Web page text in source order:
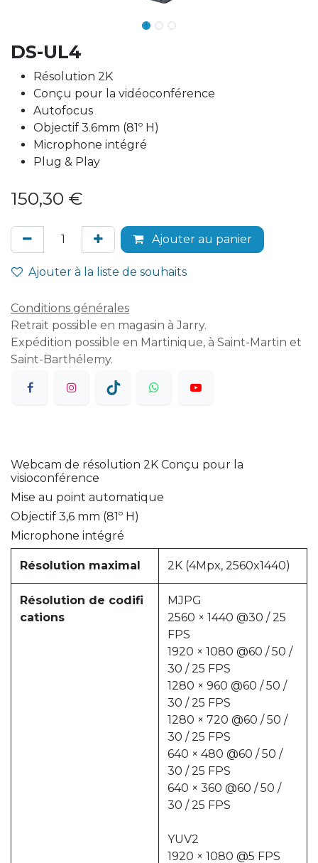
DS-UL4
Résolution 2K
Conçu pour la vidéoconférence
Autofocus
Objectif 3.6mm (81º H)
Microphone intégré
Plug & Play
150,30 €
Ajouter au panier
Ajouter à la liste de souhaits
Conditions générales
Retrait possible en magasin à Jarry.
Expédition possible en Martinique, à Saint-Martin et
Saint-Barthélemy.
Webcam de résolution 2K Conçu pour la
visioconférence
Mise au point automatique
Objectif 3,6 mm (81º H)
Microphone intégré
Résolution maximal 2K (4Mpx, 2560x1440)
Résolution de codifi
cations
MJPG
2560 × 1440 @30 / 25
FPS
1920 × 1080 @60 / 50 /
30 / 25 FPS
1280 × 960 @60 / 50 /
30 / 25 FPS
1280 × 720 @60 / 50 /
30 / 25 FPS
640 × 480 @60 / 50 /
30 / 25 FPS
640 × 360 @60 / 50 /
30 / 25 FPS
YUV2
1920 × 1080 @5 FPS